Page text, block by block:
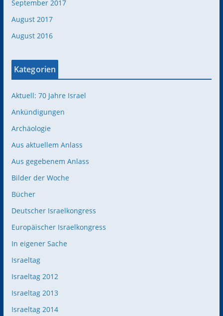
September 2017
August 2017
August 2016
Kategorien
Aktuell: 70 Jahre Israel
Ankündigungen
Archäologie
Aus aktuellem Anlass
Aus gegebenem Anlass
Bilder der Woche
Bücher
Deutscher Israelkongress
Europäischer Israelkongress
In eigener Sache
Israeltag
Israeltag 2012
Israeltag 2013
Israeltag 2014